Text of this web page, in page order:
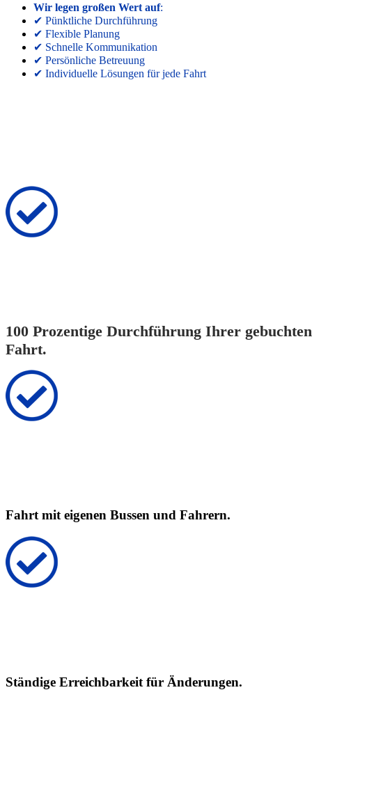
Wir legen großen Wert auf:
✔ Pünktliche Durchführung
✔ Flexible Planung
✔ Schnelle Kommunikation
✔ Persönliche Betreuung
✔ Individuelle Lösungen für jede Fahrt
100 Prozentige Durchführung Ihrer gebuchten
Fahrt.
Fahrt mit eigenen Bussen und Fahrern.
Ständige Erreichbarkeit für Änderungen.